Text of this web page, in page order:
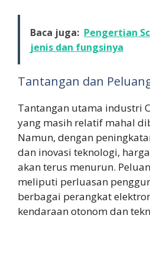
Baca juga: Pengertian
jenis dan fungsinya
Tantangan dan
Tantangan utama industri
yang masih relatif mahal
Namun, dengan
dan inovasi teknologi,
akan terus menurun.
meliputi perluasan
berbagai perangkat
kendaraan otonom dan